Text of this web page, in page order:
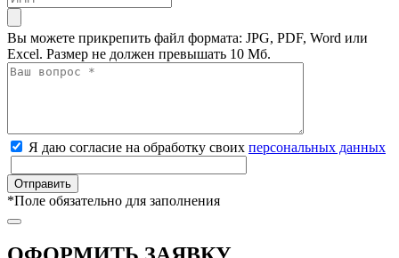
Вы можете прикрепить файл формата: JPG, PDF, Word или
Excel. Размер не должен превышать 10 Мб.
Я даю согласие на обработку своих персональных данных
*Поле обязательно для заполнения